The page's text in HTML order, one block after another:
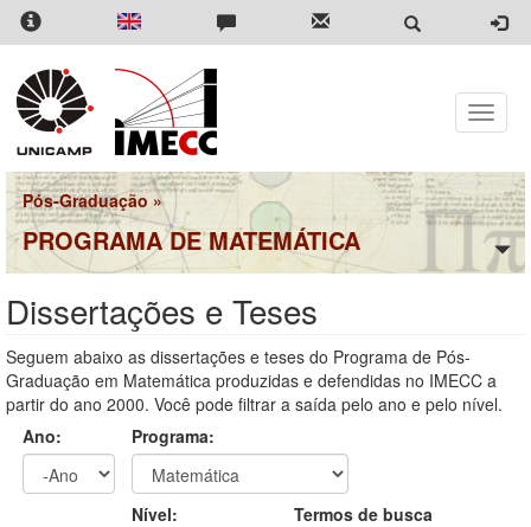
Pular
para
conteúdo
principal
Toggle
Pós-Graduação »
PROGRAMA DE MATEMÁTICA
Dissertações e Teses
Seguem abaixo as dissertações e teses do Programa de Pós-
Graduação em Matemática produzidas e defendidas no IMECC a
partir do ano 2000. Você pode filtrar a saída pelo ano e pelo nível.
Ano:
Programa:
Nível: Termos de busca